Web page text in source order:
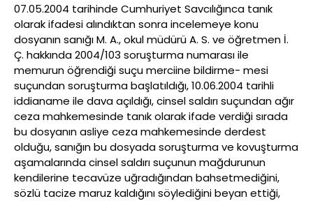
07.05.2004 tarihinde Cumhuriyet Savcılığınca tanık
olarak ifadesi alındıktan sonra incelemeye konu
dosyanın sanığı M. A., okul müdürü A. S. ve öğretmen İ.
Ç. hakkında 2004/103 soruşturma numarası ile
memurun öğrendiği suçu merciine bildirme- mesi
suçundan soruşturma başlatıldığı, 10.06.2004 tarihli
iddianame ile dava açıldığı, cinsel saldırı suçundan ağır
ceza mahkemesinde tanık olarak ifade verdiği sırada
bu dosyanın asliye ceza mahkemesinde derdest
olduğu, sanığın bu dosyada soruşturma ve kovuşturma
aşamalarında cinsel saldırı suçunun mağdurunun
kendilerine tecavüze uğradığından bahsetmediğini,
sözlü tacize maruz kaldığını söylediğini beyan ettiği,